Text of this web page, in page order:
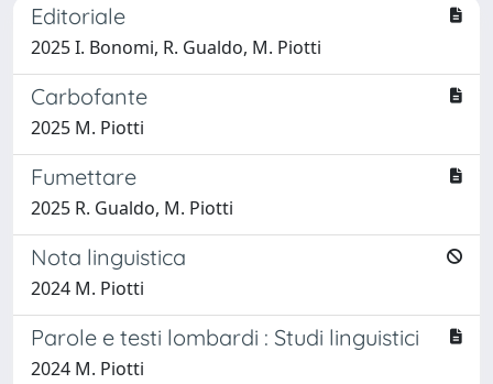
Editoriale
2025 I. Bonomi, R. Gualdo, M. Piotti
Carbofante
2025 M. Piotti
Fumettare
2025 R. Gualdo, M. Piotti
Nota linguistica
2024 M. Piotti
Parole e testi lombardi : Studi linguistici
2024 M. Piotti